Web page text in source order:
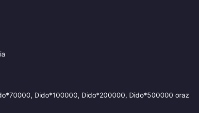
Dido*100000, Dido*200000, Dido*500000 oraz